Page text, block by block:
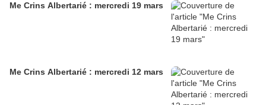
Me Crins Albertarié : mercredi 19 mars
Me Crins Albertarié : mercredi 12 mars